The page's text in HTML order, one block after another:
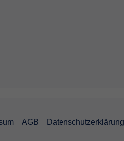
AGB Datenschutzerklärung